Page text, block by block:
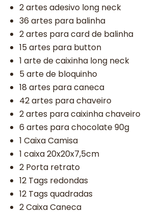
2 artes adesivo long neck
36 artes para balinha
2 artes para card de balinha
15 artes para button
1 arte de caixinha long neck
5 arte de bloquinho
18 artes para caneca
42 artes para chaveiro
2 artes para caixinha chaveiro
6 artes para chocolate 90g
1 Caixa Camisa
1 caixa 20x20x7,5cm
2 Porta retrato
12 Tags redondas
12 Tags quadradas
2 Caixa Caneca